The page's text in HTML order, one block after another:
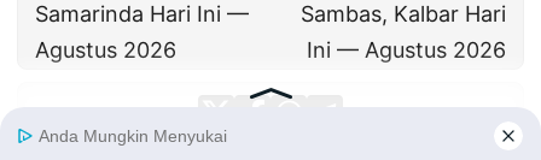
Samarinda Hari Ini —
Agustus 2026
Sambas, Kalbar Hari
Ini — Agustus 2026